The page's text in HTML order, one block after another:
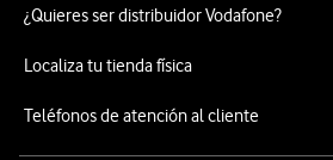
¿Quieres ser distribuidor Vodafone?
Localiza tu tienda física
Teléfonos de atención al cliente